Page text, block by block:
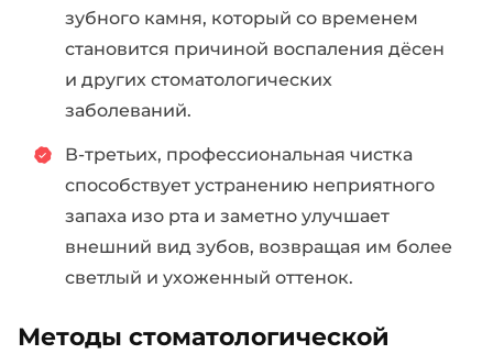
зубного камня, который со временем
становится причиной воспаления дёсен
и других стоматологических
заболеваний.
В-третьих, профессиональная чистка
способствует устранению неприятного
запаха изо рта и заметно улучшает
внешний вид зубов, возвращая им более
светлый и ухоженный оттенок.
Методы стоматологической